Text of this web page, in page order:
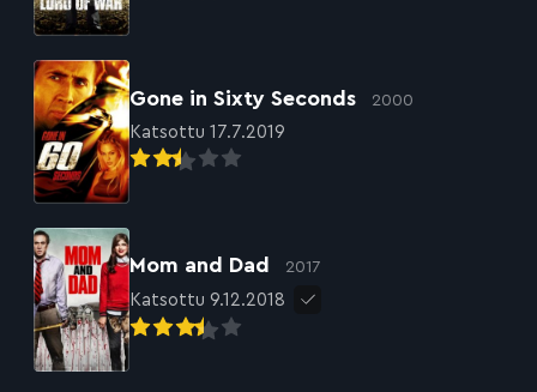
Gone in Sixty Seconds 2000
Katsottu 17.7.2019
Mom and Dad 2017
Katsottu 9.12.2018